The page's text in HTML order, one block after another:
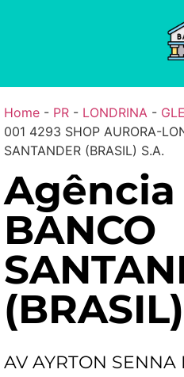
Home- PR- LONDRINA -
001 4293 SHOP AURORA-
SANTANDER (BRASIL) S.A.
Agência
BANCO
AV AYRTON